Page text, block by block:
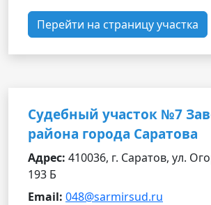
Перейти на страницу участка
Судебный участок №7
района города Саратова
Адрес: 410036, г. Саратов, ул.
193 Б
Email: 048@sarmirsud.ru